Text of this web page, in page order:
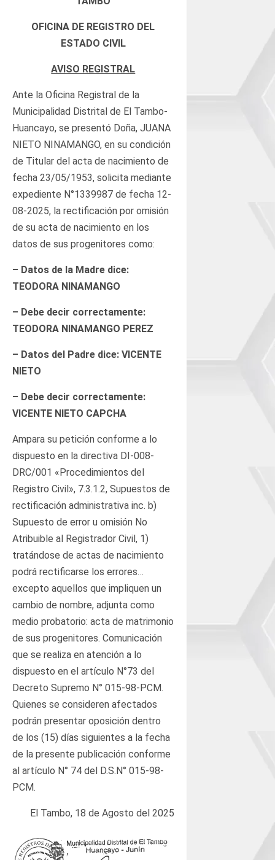
OFICINA DE REGISTRO DEL
ESTADO CIVIL
AVISO REGISTRAL
Ante la Oficina Registral de la
Municipalidad Distrital de El Tambo-
Huancayo, se presentó Doña, JUANA
NIETO NINAMANGO, en su condición
de Titular del acta de nacimiento de
fecha 23/05/1953, solicita mediante
expediente N°1339987 de fecha 12-
08-2025, la rectificación por omisión
de su acta de nacimiento en los
datos de sus progenitores como:
– Datos de la Madre dice:
TEODORA NINAMANGO
– Debe decir correctamente:
TEODORA NINAMANGO PEREZ
– Datos del Padre dice: VICENTE
NIETO
– Debe decir correctamente:
VICENTE NIETO CAPCHA
Ampara su petición conforme a lo
dispuesto en la directiva DI-008-
DRC/001 «Procedimientos del
Registro Civil», 7.3.1.2, Supuestos de
rectificación administrativa inc. b)
Supuesto de error u omisión No
Atribuible al Registrador Civil, 1)
tratándose de actas de nacimiento
podrá rectificarse los errores…
excepto aquellos que impliquen un
cambio de nombre, adjunta como
medio probatorio: acta de matrimonio
de sus progenitores. Comunicación
que se realiza en atención a lo
dispuesto en el artículo N°73 del
Decreto Supremo N° 015-98-PCM.
Quienes se consideren afectados
podrán presentar oposición dentro
de los (15) días siguientes a la fecha
de la presente publicación conforme
al artículo N° 74 del D.S.N° 015-98-
PCM.
El Tambo, 18 de Agosto del 2025